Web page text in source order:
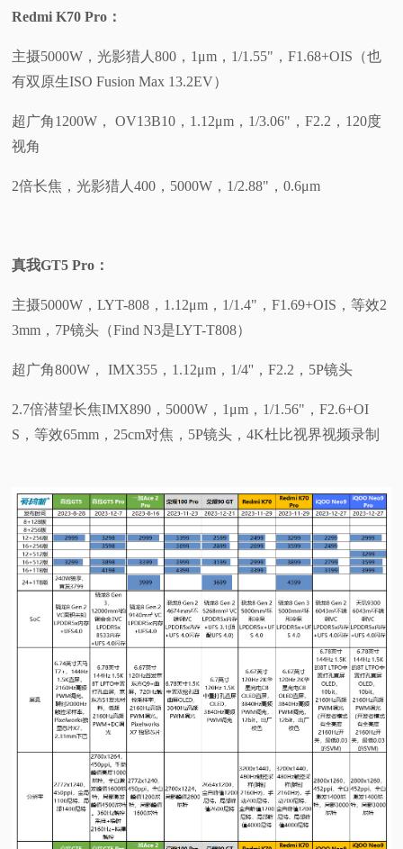
Redmi K70 Pro：
主摄5000W，光影猎人800，1μm，1/1.55"，F1.68+OIS（也
有双原生ISO Fusion Max 13.2EV）
超广角1200W， OV13B10，1.12μm，1/3.06"，F2.2，120度
视角
2倍长焦，光影猎人400，5000W，1/2.88"，0.6μm
真我GT5 Pro：
主摄5000W，LYT-808，1.12μm，1/1.4"，F1.69+OIS，等效2
3mm，7P镜头（Find N3是LYT-T808）
超广角800W， IMX355，1.12μm，1/4''，F2.2，5P镜头
2.7倍潜望长焦IMX890，5000W，1μm，1/1.56"，F2.6+OI
S，等效65mm，25cm对焦，5P镜头，4K杜比视界视频录制